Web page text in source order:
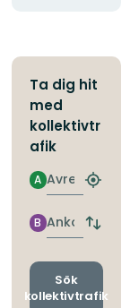
Ta dig hit
med
kollektivtr
afik
Avresa
A
Hitta
Ankomst
B
Byt
och
Sök
kollektivtrafik